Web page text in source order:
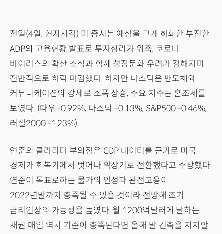
전일(4일, 현지시각) 미 증시는 예상을 크게 하회한 부진한
ADP의 고용현황 발표로 투자심리가 위축, 코로나
바이러스의 확산 소식과 함께 성장둔화 우려가 강해지며
전반적으로 하락 마감했다. 하지만 나스닥은 반도체와
커뮤니케이션의 강세로 소폭 상승, 주요 지수는 혼조세를
보였다. (다우 -0.92%, 나스닥 +0.13%, S&P500 -0.46%,
러셀2000 -1.23%)
연준의 클라리다 부의장은 GDP 데이터를 근거로 미국
경제가 회복기에서 벗어나 확장기로 전환했다고 주장했다.
연준이 목표로하는 물가의 안정과 완전고용이
2022년말까지 충족될 수 있을 것이라 전망해 조기
금리인상의 가능성을 높였다. 월 1200억달러에 달하는
채권 매입 역시 기준이 충족된다면 올해 말 긴축을 지지할